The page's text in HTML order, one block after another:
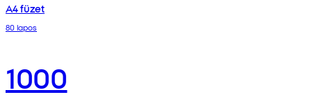
A4 füzet
80 lapos
1000